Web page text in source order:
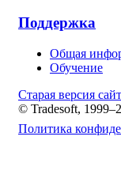
Поддержка
Общая
Обучение
Старая версия
© Tradesoft,
Политика